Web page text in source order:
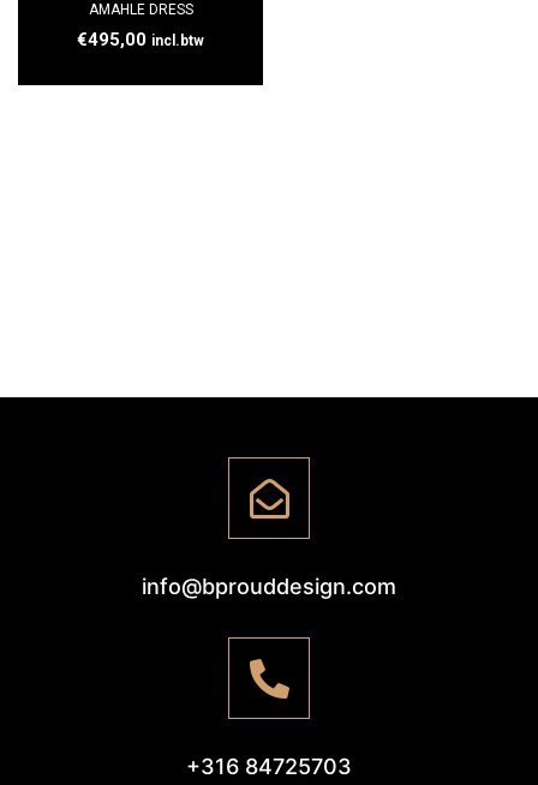
AMAHLE DRESS
€495,00 incl.btw
info@bprouddesign.com
+316 84725703